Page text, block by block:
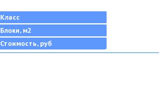
Класс
Блоки, м2
Стоимость, руб